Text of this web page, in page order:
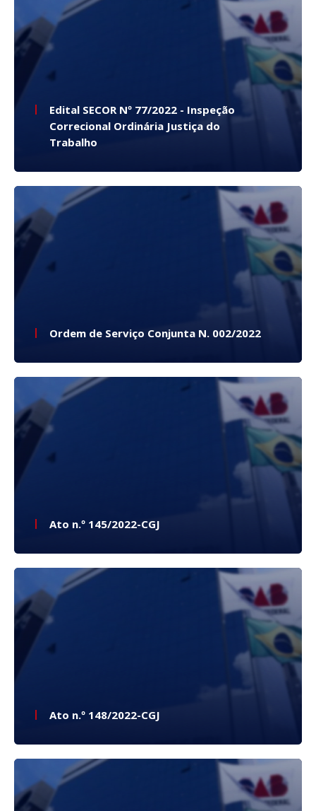
Edital SECOR Nº 77/2022 - Inspeção
Correcional Ordinária Justiça do
Trabalho
Ordem de Serviço Conjunta N. 002/2022
Ato n.º 145/2022-CGJ
Ato n.º 148/2022-CGJ